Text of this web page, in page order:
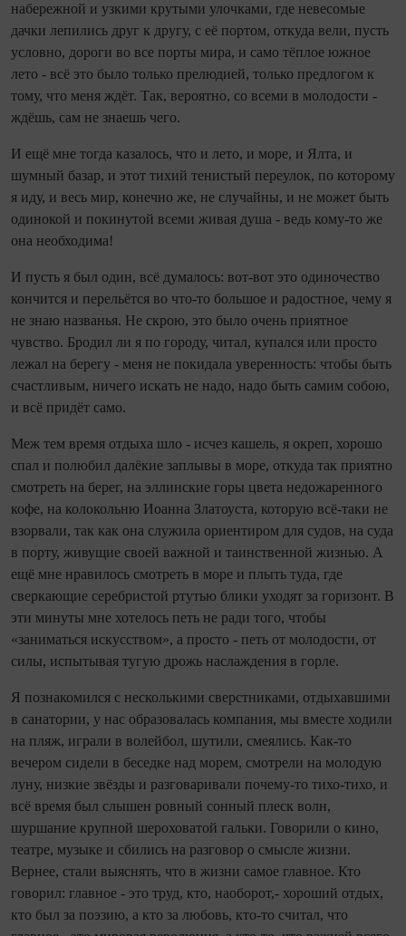
набережной и узкими крутыми улочками, где невесомые
дачки лепились друг к другу, с её портом, откуда вели, пусть
условно, дороги во все порты мира, и само тёп­лое южное
лето - всё это было только прелюдией, только предлогом к
тому, что меня ждёт. Так, вероятно, со всеми в молодости -
ждёшь, сам не знаешь чего.
И ещё мне тогда казалось, что и лето, и море, и Ялта, и
шумный базар, и этот тихий тенистый пере­улок, по которому
я иду, и весь мир, конечно же, не случайны, и не может быть
одинокой и покинутой всеми живая душа - ведь кому-то же
она необходима!
И пусть я был один, всё думалось: вот-вот это одиночество
кончится и перельётся во что-то большое и радостное, чему я
не знаю названья. Не скрою, это было очень приятное
чувство. Бродил ли я по городу, читал, купался или просто
лежал на берегу - меня не покидала уверенность: чтобы быть
счастливым, ничего искать не надо, надо быть самим собою,
и всё придёт само.
Меж тем время отдыха шло - исчез кашель, я окреп, хорошо
спал и полюбил далёкие заплывы в море, откуда так приятно
смотреть на берег, на эллинские горы цвета недожаренного
кофе, на колокольню Иоанна Златоуста, которую всё-таки не
взорвали, так как она служила ориентиром для судов, на суда
в порту, живущие своей важной и таинственной жизнью. А
ещё мне нравилось смотреть в море и плыть туда, где
сверкающие серебристой ртутью блики уходят за горизонт. В
эти минуты мне хотелось петь не ради того, чтобы
«заниматься искусством», а просто - петь от молодости, от
силы, испытывая тугую дрожь наслаждения в горле.
Я познакомился с несколькими сверстниками, отдыхавшими
в санатории, у нас образовалась компания, мы вместе ходили
на пляж, играли в волейбол, шутили, смеялись. Как-то
вечером сидели в беседке над морем, смотрели на молодую
луну, низкие звёзды и разговаривали почему-то тихо-тихо, и
всё время был слышен ровный сонный плеск волн,
шуршание крупной шероховатой гальки. Говорили о кино,
театре, музыке и сбились на разговор о смысле жизни.
Вернее, стали выяснять, что в жизни самое главное. Кто
говорил: главное - это труд, кто, наоборот,- хороший отдых,
кто был за поэзию, а кто за любовь, кто-то считал, что